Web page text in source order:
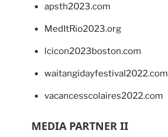
apsth2023.com
MedItRio2023.org
lcicon2023boston.com
waitangidayfestival2022.com
vacancesscolaires2022.com
MEDIA PARTNER II